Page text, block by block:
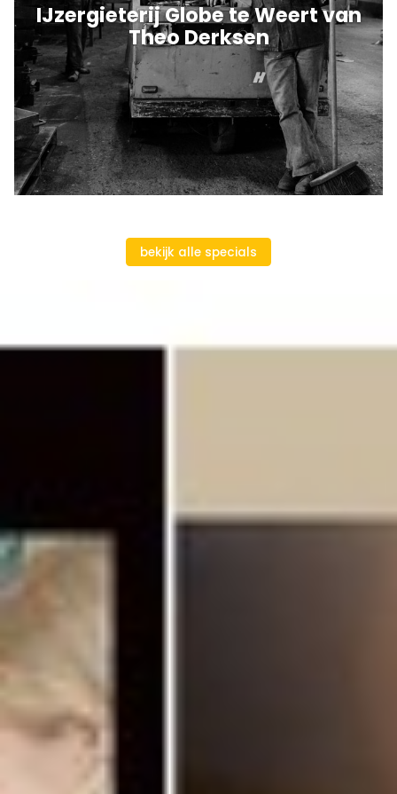
IJzergieterij Globe te Weert van
Theo Derksen
bekijk alle specials